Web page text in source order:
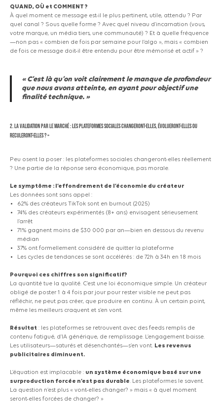
QUAND, OÙ et COMMENT ?
À quel moment ce message est-il le plus pertinent, utile, attendu ? Par
quel canal ? Sous quelle forme ? Avec quel niveau d’incarnation (vous,
votre marque, un média tiers, une communauté) ? Et à quelle fréquence
—non pas « combien de fois par semaine pour l’algo », mais « combien
de fois ce message doit-il être entendu pour être mémorisé et actif » ?
« C’est là qu’on voit clairement le manque de profondeur
que nous avons atteinte, en ayant pour objectif une
finalité technique. »
2. LA VALIDATION PAR LE MARCHÉ : les plateformes sociales changeront-elles, évolueront-elles ou
reculeront-elles ? »
Peu osent la poser : les plateformes sociales changeront-elles réellement
? Une partie de la réponse sera économique, pas morale.
Le symptôme : l’effondrement de l’économie du créateur
Les données sont sans appel :
62% des créateurs TikTok sont en burnout (2025)
74% des créateurs expérimentés (8+ ans) envisagent sérieusement
l’arrêt
71% gagnent moins de $30 000 par an—bien en dessous du revenu
médian
37% ont formellement considéré de quitter la plateforme
Les cycles de tendances se sont accélérés : de 72h à 34h en 18 mois
Pourquoi ces chiffres son significatif?
La quantité tue la qualité. C’est une loi économique simple. Un créateur
obligé de poster 1 à 4 fois par jour pour rester visible ne peut pas
réfléchir, ne peut pas créer, que produire en continu. À un certain point,
même les meilleurs craquent et s’en vont.
Résultat : les plateformes se retrouvent avec des feeds remplis de
contenu fatigué, d’IA générique, de remplissage. L’engagement baisse.
Les utilisateurs—saturés et désenchantés—s’en vont. Les revenus
publicitaires diminuent.
L’équation est implacable : un système économique basé sur une
surproduction forcée n’est pas durable. Les plateformes le savent.
La question n’est plus « vont-elles changer? » mais « à quel moment
seront-elles forcées de changer? »